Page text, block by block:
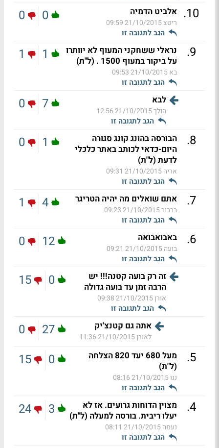
10
. אלביט הדמיה
ריטצ21/10/2015 09:59
הגב לתגובה זו
0
0
9
.
נראלי ששחקני המעוף לא יוותרו
על ביקור במעוף 1500 . (ל"ת)
בא21/10/2015 09:53
הגב לתגובה זו
1
1
לבא
הולך21/10/2015 12:56
הגב לתגובה זו
7
0
8
.
הבורסה בהונג קונג סגורה
היום-כדאי לכותב באתר כלכלי
לדעת (ל"ת)
אריה21/10/2015 09:31
הגב לתגובה זו
1
0
7
. אתם שואלים מה יהיה הטריגר
ברבור21/10/2015 09:23
הגב לתגובה זו
4
1
6
. באבואבואה
בועה21/10/2015 09:21
הגב לתגובה זו
12
0
זה רק בועה קטנה!!! יש
הרבה זמן עד בועה גדולה
אורן21/10/2015 09:38
הגב לתגובה זו
0
15
אתה גם קטנצ'יק
לאורן21/10/2015 11:36
27
0
5
.
מעל 680 יעד 820 הצלחה
(ל"ת)
ננו21/10/2015 08:16
הגב לתגובה זו
0
15
4
.
מצוין הדוחות גרועים. אז לא
יעלו ריבית. בורסה למעלה (ל"ת)
נעמה21/10/2015 08:11
הגב לתגובה זו
3
24